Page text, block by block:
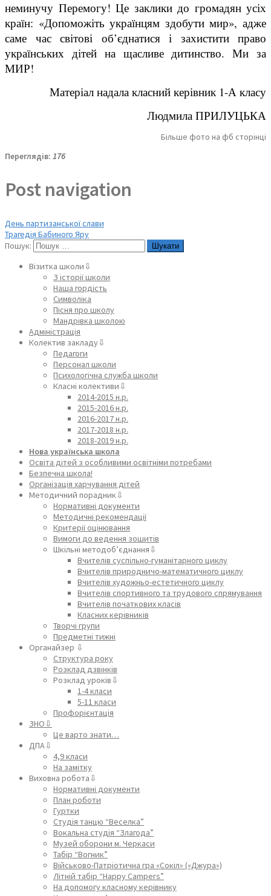
неминучу Перемогу! Це заклики до громадян усіх
країн: «Допоможіть українцям здобути мир», адже
саме час світові об’єднатися і захистити право
українських дітей на щасливе дитинство. Ми за
МИР!
Матеріал надала класний керівник 1-А класу
Людмила ПРИЛУЦЬКА
Більше фото на фб сторінці
Переглядів: 176
Post navigation
День партизанської слави
Трагедія Бабиного Яру
Пошук:
Візитка школи⇩
З історії школи
Наша гордість
Символіка
Пісня про школу
Мандрівка школою
Адміністрація
Колектив закладу⇩
Педагоги
Персонал школи
Психологічна служба школи
Класні колективи⇩
2014-2015 н.р.
2015-2016 н.р.
2016-2017 н.р.
2017-2018 н.р.
2018-2019 н.р.
Нова українська школа
Освіта дітей з особливими освітніми потребами
Безпечна школа!
Організація харчування дітей
Методичний порадник⇩
Нормативні документи
Методичні рекомендації
Критерії оцінювання
Вимоги до ведення зошитів
Шкільні методоб’єднання⇩
Вчителів суспільно-гуманітарного циклу
Вчителів природничо-математичного циклу
Вчителів художньо-естетичного циклу
Вчителів спортивного та трудового спрямування
Вчителів початкових класів
Класних керівників
Творчі групи
Предметні тижні
Органайзер ⇩
Структура року
Розклад дзвінків
Розклад уроків⇩
1-4 класи
5-11 класи
Профорієнтація
ЗНО⇩
Це варто знати…
ДПА⇩
4,9 класи
На замітку
Виховна робота⇩
Нормативні документи
План роботи
Гуртки
Студія танцю “Веселка”
Вокальна студія “Злагода”
Музей оборони м. Черкаси
Табір “Вогник”
Військово-Патріотична гра «Сокіл» («Джура»)
Літній табір “Happy Campers”
На допомогу класному керівнику